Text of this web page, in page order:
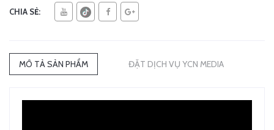
CHIA SẺ:
MÔ TẢ SẢN PHẨM ĐẶT DỊCH VỤ YCN MEDIA